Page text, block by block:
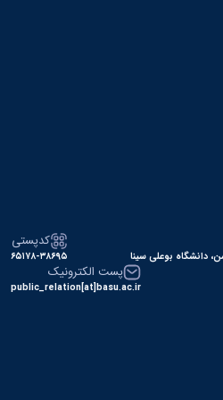
دانشگاه بوعلی سینا
کدپستی
۶۵۱۷۸-۳۸۶۹۵
پست الکترونیک
public_relation[at]basu.ac.ir